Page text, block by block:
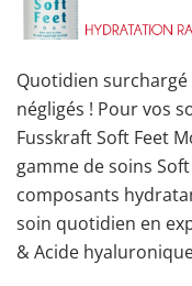
Quotidien
négligés ! Pour vos
Fusskraft Soft Feet
gamme de soins
composants
soin quotidien en
& Acide